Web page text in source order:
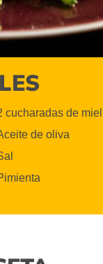
cucharadas de miel
de oliva